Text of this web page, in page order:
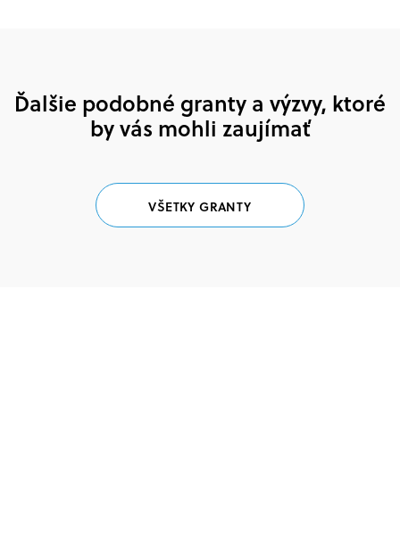
Ďalšie podobné granty a výzvy, ktoré
by vás mohli zaujímať
VŠETKY GRANTY